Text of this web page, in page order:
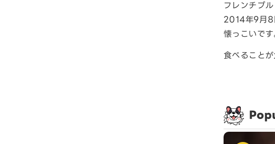
フレンチブ
2014年9月8
懐っこいです
食べることが